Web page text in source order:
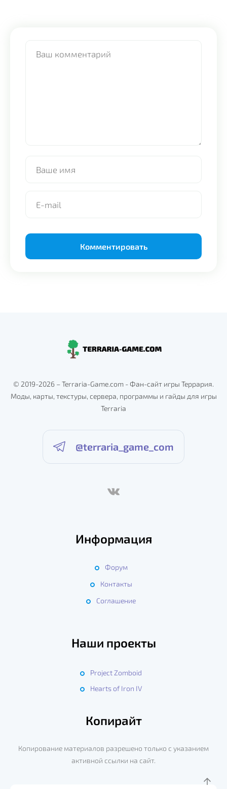
© 2019-2026 – Terraria-Game.com - Фан-сайт игры Террария.
Моды, карты, текстуры, сервера, программы и гайды для игры
Terraria
@terraria_game_com
Информация
Форум
Контакты
Соглашение
Наши проекты
Project Zomboid
Hearts of Iron IV
Копирайт
Копирование материалов разрешено только с указанием
активной ссылки на сайт.